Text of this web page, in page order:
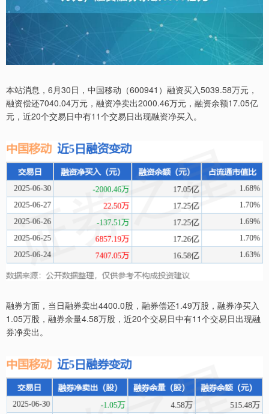
本站消息，6月30日，中国移动（600941）融资买入5039.58万元，
融资偿还7040.04万元，融资净卖出2000.46万元，融资余额17.05亿
元，近20个交易日中有11个交易日出现融资净买入。
融券方面，当日融券卖出4400.0股，融券偿还1.49万股，融券净买入
1.05万股，融券余量4.58万股，近20个交易日中有11个交易日出现融
券净卖出。